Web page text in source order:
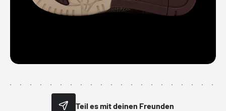
Teil es mit deinen Freunden